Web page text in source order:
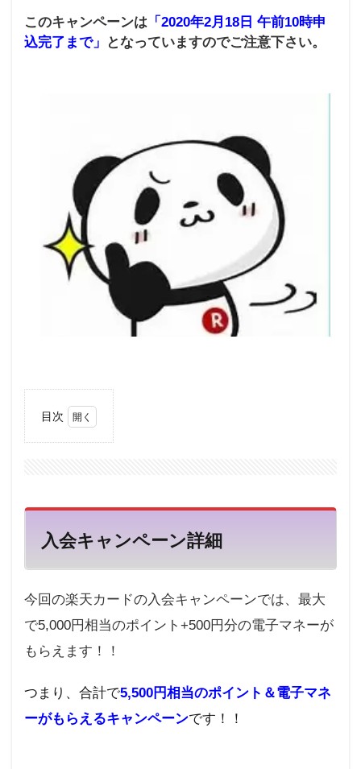
このキャンペーンは 「2020年2月18日 午前10時申
込完了まで」
となっていますのでご注意下さい。
目次
詳細
2
年会
費は
無料
3
年連
足度
1位
入会キャンペーン詳細
今回の楽天カードの入会キャンペーンでは、最大
で5,000円相当のポイント+500円分の電子マネーが
もらえます！！
つまり、合計で5,500円相当のポイント＆電子マネ
ーがもらえるキャンペーンです！！